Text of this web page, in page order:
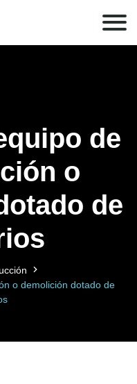
de
o
de
o demolición dotado de